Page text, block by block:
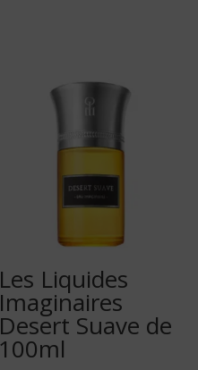
Les Liquides
Imaginaires
Desert Suave de
100ml